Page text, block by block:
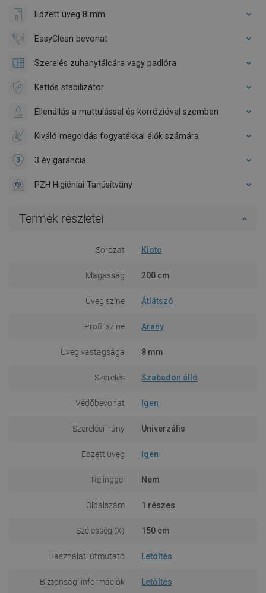
Edzett üveg 8 mm
EasyClean bevonat
Szerelés zuhanytálcára vagy padlóra
Kettős stabilizátor
Ellenállás a mattulással és korrózióval szemben
Kiváló megoldás fogyatékkal élők számára
3 év garancia
PZH Higiéniai Tanúsítvány
Termék részletei
Sorozat Kioto
Magasság 200 cm
Üveg színe Átlátszó
Profil színe Arany
Üveg vastagsága 8 mm
Szerelés Szabadon álló
Védőbevonat Igen
Szerelési irány Univerzális
Edzett üveg Igen
Relinggel Nem
Oldalszám 1 részes
Szélesség (X) 150 cm
Használati útmutató Letöltés
Biztonsági információk Letöltés